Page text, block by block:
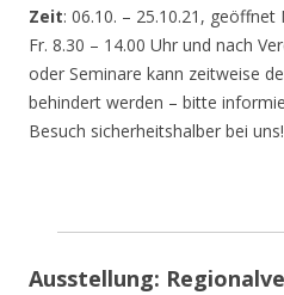
Zeit: 06.10. – 25.10.21,
Fr. 8.30 – 14.00 Uhr und nach
oder Seminare kann zeitweise
behindert werden – bitte
Besuch sicherheitshalber bei
Ausstellung: